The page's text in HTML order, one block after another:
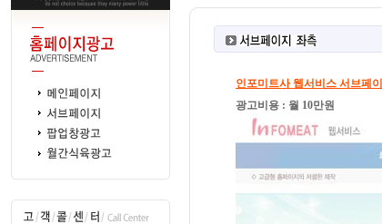
인포미트사 웹서비스 서브페
광고비용 : 월 10만원